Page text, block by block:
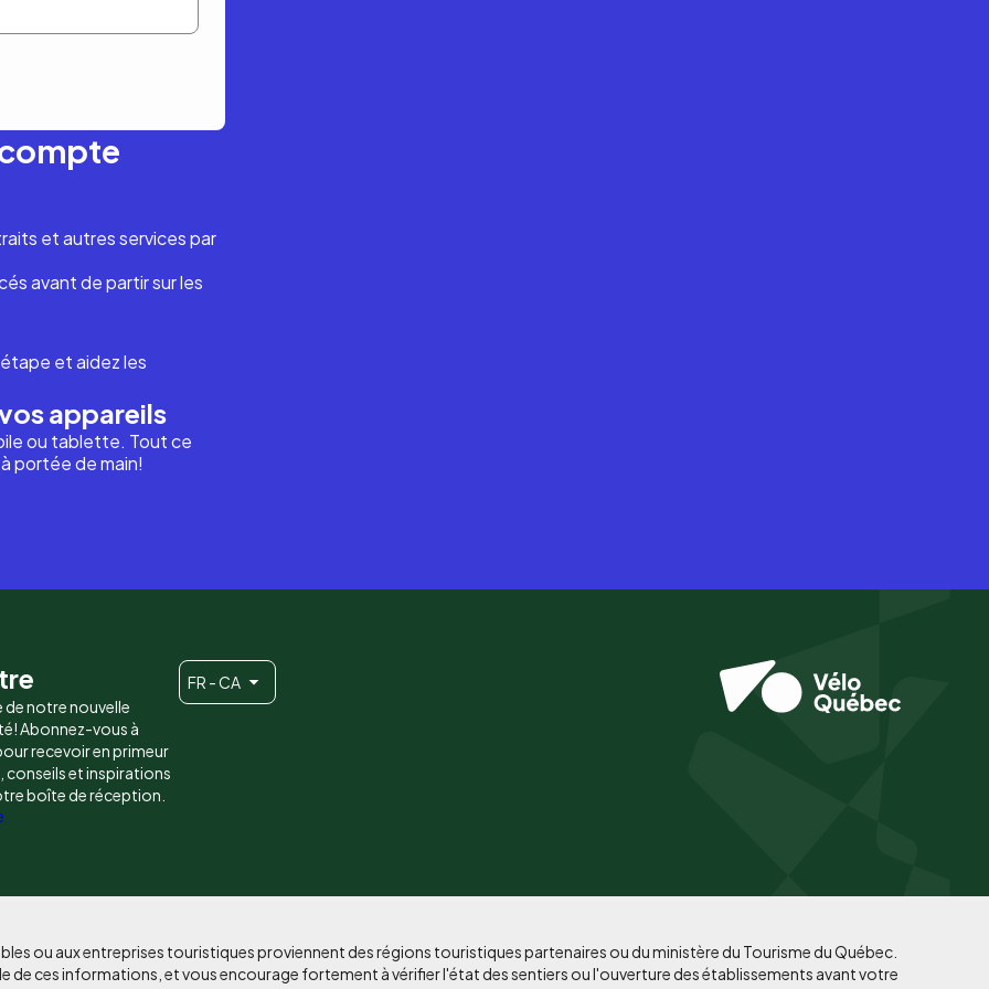
et autres services par
avant de partir sur les
et aidez les
appareils
ou tablette. Tout ce
portée de main!
de notre nouvelle
Abonnez-vous à
recevoir en primeur
conseils et inspirations
boîte de réception.
FR - CA
ou aux entreprises touristiques proviennent des régions touristiques partenaires ou du ministère du Tourisme du Québec.
de ces informations, et vous encourage fortement à vérifier l'état des sentiers ou l'ouverture des établissements avant votre